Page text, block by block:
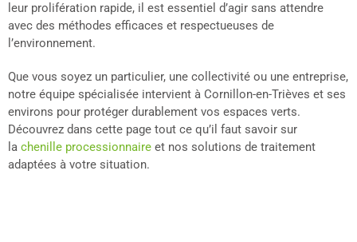
leur prolifération rapide, il est essentiel d’agir sans attendre
avec des méthodes efficaces et respectueuses de
l’environnement.
Que vous soyez un particulier, une collectivité ou une entreprise,
notre équipe spécialisée intervient à Cornillon-en-Trièves et ses
environs pour protéger durablement vos espaces verts.
Découvrez dans cette page tout ce qu’il faut savoir sur
la chenille processionnaire et nos solutions de traitement
adaptées à votre situation.